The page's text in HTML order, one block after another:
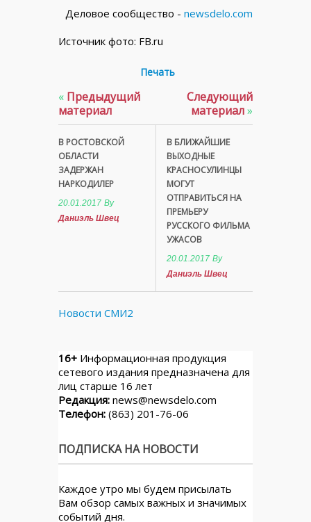
Деловое сообщество - newsdelo.com
Источник фото: FB.ru
Печать
« Предыдущий
материал
В РОСТОВСКОЙ
ОБЛАСТИ
ЗАДЕРЖАН
НАРКОДИЛЕР
20.01.2017 By
Даниэль Швец
Следующий
материал»
В БЛИЖАЙШИЕ
ВЫХОДНЫЕ
КРАСНОСУЛИНЦЫ
МОГУТ
ОТПРАВИТЬСЯ НА
ПРЕМЬЕРУ
РУССКОГО ФИЛЬМА
УЖАСОВ
20.01.2017 By
Даниэль Швец
Новости СМИ2
16+ Информационная продукция
сетевого издания предназначена для
лиц старше 16 лет
Редакция: news@newsdelo.com
Телефон: (863) 201-76-06
ПОДПИСКА НА НОВОСТИ
Каждое утро мы будем присылать
Вам обзор самых важных и значимых
событий дня.